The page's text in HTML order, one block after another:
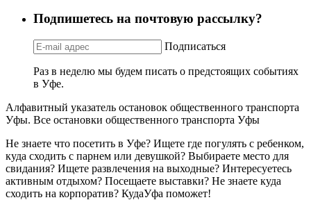
Подпишетесь на почтовую рассылку?
Подписаться
Раз в неделю мы будем писать о предстоящих событиях
в Уфе.
Алфавитный указатель остановок общественного транспорта
Уфы. Все остановки общественного транспорта Уфы
Не знаете что посетить в Уфе? Ищете где погулять с ребенком,
куда сходить с парнем или девушкой? Выбираете место для
свидания? Ищете развлечения на выходные? Интересуетесь
активным отдыхом? Посещаете выставки? Не знаете куда
сходить на корпоратив? КудаУфа поможет!